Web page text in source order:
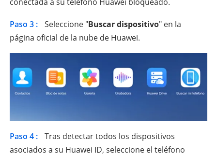
Paso 3 : Seleccione "Buscar dispositivo" en la
página oficial de la nube de Huawei.
Paso 4 :
Tras detectar todos los dispositivos
asociados a su Huawei ID, seleccione el teléfono